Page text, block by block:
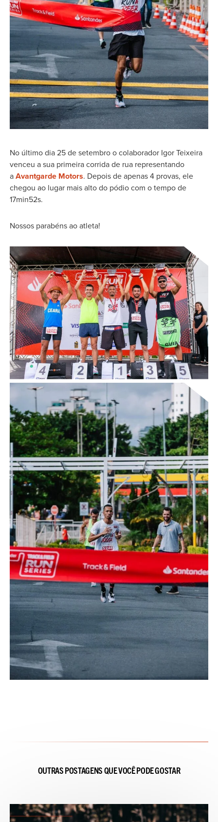
No último dia 25 de setembro o colaborador Igor Teixeira
venceu a sua primeira corrida de rua representando
aAvantgarde Motors. Depois de apenas 4 provas, ele
chegou ao lugar mais alto do pódio com o tempo de
17min52s.
Nossos parabéns ao atleta!
OUTRAS POSTAGENS QUE VOCÊ PODE GOSTAR